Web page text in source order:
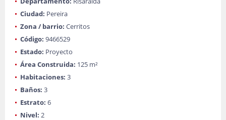
Ciudad: Pereira
Zona / barrio: Cerritos
Código: 9466529
Estado: Proyecto
Área Construida: 125 m²
Habitaciones: 3
Baños: 3
Estrato: 6
Nivel: 2